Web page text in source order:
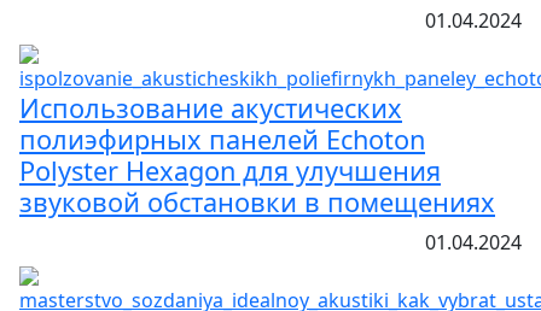
01.04.2024
Использование акустических
полиэфирных панелей Echoton
Polyster Hexagon для улучшения
звуковой обстановки в помещениях
01.04.2024